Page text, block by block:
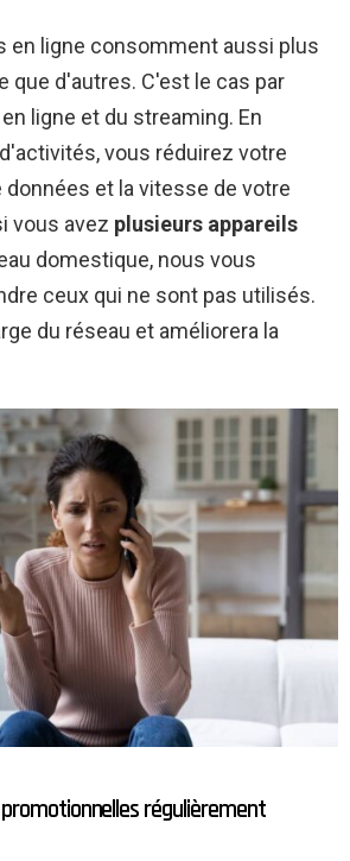
en ligne consomment aussi plus
que d'autres. C'est le cas par
ligne et du streaming. En
vous réduirez votre
et la vitesse de votre
vous avez plusieurs appareils
domestique, nous vous
ceux qui ne sont pas utilisés.
du réseau et améliorera la
régulièrement